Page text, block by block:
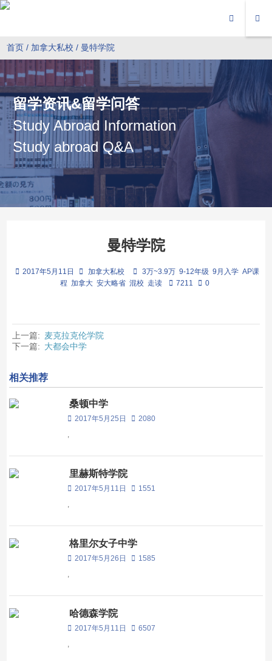
首页 / 加拿大私校 / 曼特学院
留学资讯&留学问答
Study Abroad Information
Study abroad Q&A
曼特学院
2017年5月11日 加拿大私校 3万~3.9万 9-12年级 9月入学 AP课
程 加拿大 安大略省 混校 走读 7211 0
上一篇: 麦克拉克伦学院
下一篇: 大都会中学
相关推荐
桑顿中学
2017年5月25日
2080
,
里赫斯特学院
2017年5月11日
1551
,
格里尔女子中学
2017年5月26日
1585
,
哈德森学院
2017年5月11日
6507
,